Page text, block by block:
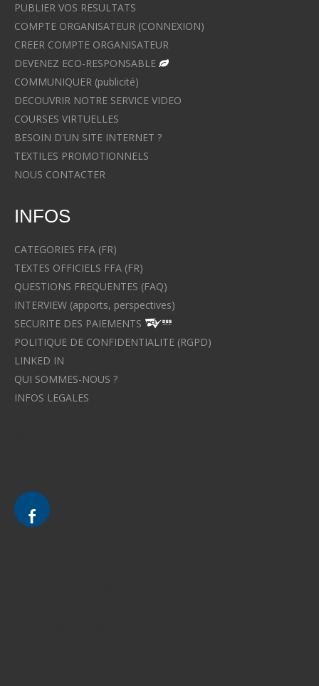
PUBLIER VOS RESULTATS
COMPTE ORGANISATEUR (CONNEXION)
CREER COMPTE ORGANISATEUR
DEVENEZ ECO-RESPONSABLE
COMMUNIQUER (publicité)
DECOUVRIR NOTRE SERVICE VIDEO
COURSES VIRTUELLES
BESOIN D'UN SITE INTERNET ?
TEXTILES PROMOTIONNELS
NOUS CONTACTER
INFOS
CATEGORIES FFA (FR)
TEXTES OFFICIELS FFA (FR)
QUESTIONS FREQUENTES (FAQ)
INTERVIEW (apports, perspectives)
SECURITE DES PAIEMENTS
POLITIQUE DE CONFIDENTIALITE (RGPD)
LINKED IN
QUI SOMMES-NOUS ?
INFOS LEGALES